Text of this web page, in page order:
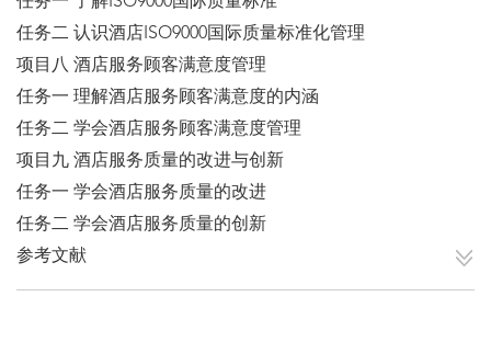
任务二 认识酒店ISO9000国际质量标准化管理
项目八 酒店服务顾客满意度管理
任务一 理解酒店服务顾客满意度的内涵
任务二 学会酒店服务顾客满意度管理
项目九 酒店服务质量的改进与创新
任务一 学会酒店服务质量的改进
任务二 学会酒店服务质量的创新
参考文献